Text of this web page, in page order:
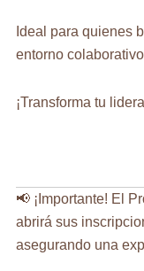
Ideal para quienes
entorno
¡Transforma tu
📢 ¡Importante! El
abrirá sus
asegurando una